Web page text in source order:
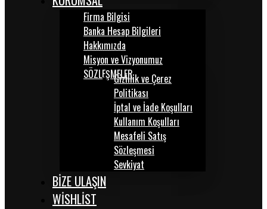
Firma Bilgisi
Banka Hesap Bilgileri
Hakkımızda
Misyon ve Vizyonumuz
SÖZLEŞMELERGizlilik ve Çerez
Politikası
İptal ve İade Koşulları
Kullanım Koşulları
Mesafeli Satış
Sözleşmesi
Sevkiyat
BİZE ULAŞIN
WISHLIST